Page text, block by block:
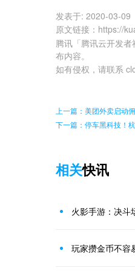
发表于: 2020-03-09
原文链接 ： https://
腾讯「腾讯云开发
布内容。
如有侵权，请联系
上一篇：美团外卖启动
下一篇：停车黑科技！
相关快讯
火影手游：决斗
玩家攒金币不容